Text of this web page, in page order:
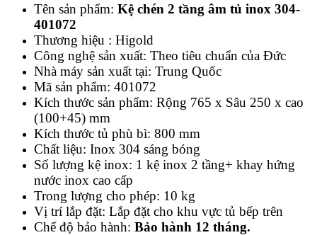
Tên sản phẩm: Kệ chén 2 tầng âm tủ inox 304-
401072
Thương hiệu : Higold
Công nghệ sản xuất: Theo tiêu chuẩn của Đức
Nhà máy sản xuất tại: Trung Quốc
Mã sản phẩm: 401072
Kích thước sản phẩm: Rộng 765 x Sâu 250 x cao
(100+45) mm
Kích thước tủ phù bì: 800 mm
Chất liệu: Inox 304 sáng bóng
Số lượng kệ inox: 1 kệ inox 2 tầng+ khay hứng
nước inox cao cấp
Trong lượng cho phép: 10 kg
Vị trí lắp đặt: Lắp đặt cho khu vực tủ bếp trên
Chế độ bảo hành: Bảo hành 12 tháng.